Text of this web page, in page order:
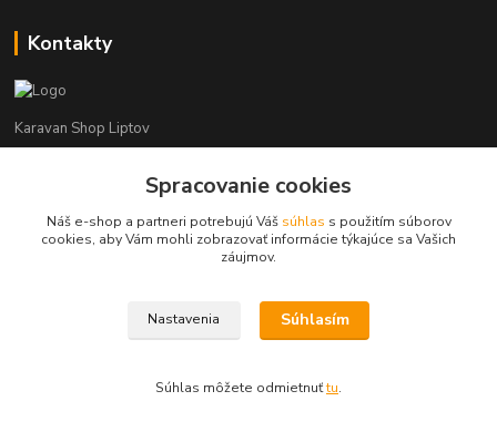
Kontakty
Karavan Shop Liptov
+421 903 626 885
info@karavanshopliptov.sk
Spracovanie cookies
Náš e-shop a partneri potrebujú Váš súhlas s použitím súborov
cookies, aby Vám mohli zobrazovať informácie týkajúce sa Vašich
záujmov.
Nastavenia Súhlasím
Súhlas môžete odmietnuťtu.